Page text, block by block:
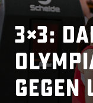
3×3:
gegen